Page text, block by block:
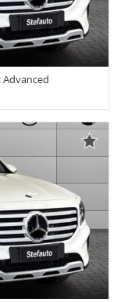
pastello • 5 Porte •
• Autoradio •
centralizzata •
• Cruise
• Sensore
posteriori •
laterali elettrici